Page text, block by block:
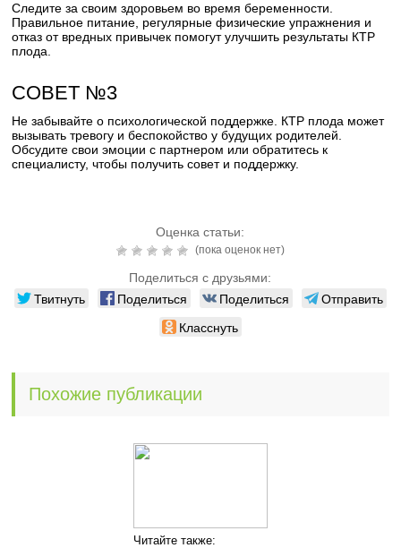
Следите за своим здоровьем во время беременности.
Правильное питание, регулярные физические упражнения и
отказ от вредных привычек помогут улучшить результаты КТР
плода.
СОВЕТ №3
Не забывайте о психологической поддержке. КТР плода может
вызывать тревогу и беспокойство у будущих родителей.
Обсудите свои эмоции с партнером или обратитесь к
специалисту, чтобы получить совет и поддержку.
Оценка статьи:
(пока оценок нет)
Поделиться с друзьями:
Твитнуть Поделиться Поделиться
Отправить
Класснуть
Похожие публикации
Читайте также: